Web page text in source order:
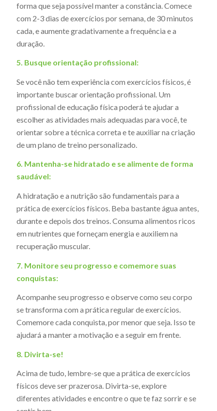
forma que seja possível manter a constância. Comece
com 2-3 dias de exercícios por semana, de 30 minutos
cada, e aumente gradativamente a frequência e a
duração.
5. Busque orientação profissional:
Se você não tem experiência com exercícios físicos, é
importante buscar orientação profissional. Um
profissional de educação física poderá te ajudar a
escolher as atividades mais adequadas para você, te
orientar sobre a técnica correta e te auxiliar na criação
de um plano de treino personalizado.
6. Mantenha-se hidratado e se alimente de forma
saudável:
A hidratação e a nutrição são fundamentais para a
prática de exercícios físicos. Beba bastante água antes,
durante e depois dos treinos. Consuma alimentos ricos
em nutrientes que forneçam energia e auxiliem na
recuperação muscular.
7. Monitore seu progresso e comemore suas
conquistas:
Acompanhe seu progresso e observe como seu corpo
se transforma com a prática regular de exercícios.
Comemore cada conquista, por menor que seja. Isso te
ajudará a manter a motivação e a seguir em frente.
8. Divirta-se!
Acima de tudo, lembre-se que a prática de exercícios
físicos deve ser prazerosa. Divirta-se, explore
diferentes atividades e encontre o que te faz sorrir e se